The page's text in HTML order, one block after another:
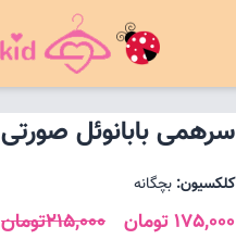
سرهمی بابانوئل صورتی
کلکسیون: بچگانه
175,000 تومان 215,000تومان